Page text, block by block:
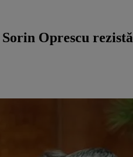
Oprescu rezistă